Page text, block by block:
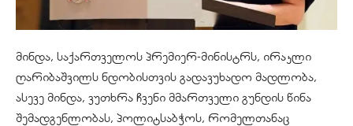
მინდა, საქართველოს პრემიერ-მინისტრს, ირაკლი
ღარიბაშვილს ნდობისთვის გადავუხადო მადლობა,
ასევე მინდა, ვუთხრა ჩვენი მმართველი გუნდის წინა
შემადგენლობას, პოლიტსაბჭოს, რომელთანაც